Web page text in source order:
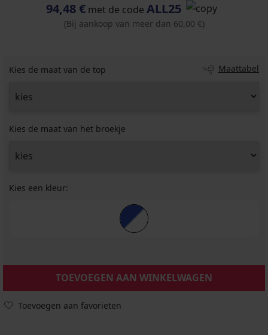
94,48 € met de code ALL25
(Bij aankoop van meer dan 60,00 €)
Kies de maat van de top Maattabel
Kies de maat van het broekje
Kies een kleur:
TOEVOEGEN AAN WINKELWAGEN
Toevoegen aan favorieten